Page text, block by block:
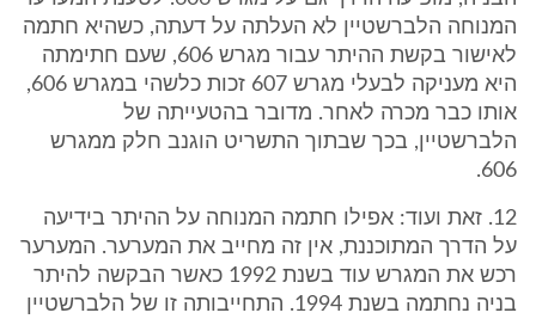
המנוחה הלברשטיין לא העלתה על דעתה, כשהיא חתמה
לאישור בקשת ההיתר עבור מגרש 606, שעם חתימתה
היא מעניקה לבעלי מגרש 607 זכות כלשהי במגרש 606,
אותו כבר מכרה לאחר. מדובר בהטעייתה של
הלברשטיין, בכך שבתוך התשריט הוגנב חלק ממגרש
606.
12. זאת ועוד: אפילו חתמה המנוחה על ההיתר בידיעה
על הדרך המתוכננת, אין זה מחייב את המערער. המערער
רכש את המגרש עוד בשנת 1992 כאשר הבקשה להיתר
בניה נחתמה בשנת 1994. התחייבותה זו של הלברשטיין